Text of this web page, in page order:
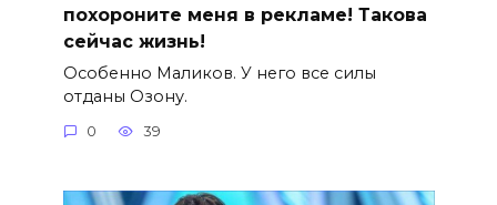
похороните меня в рекламе! Такова
сейчас жизнь!
Особенно Маликов. У него все силы
отданы Озону.
0 39